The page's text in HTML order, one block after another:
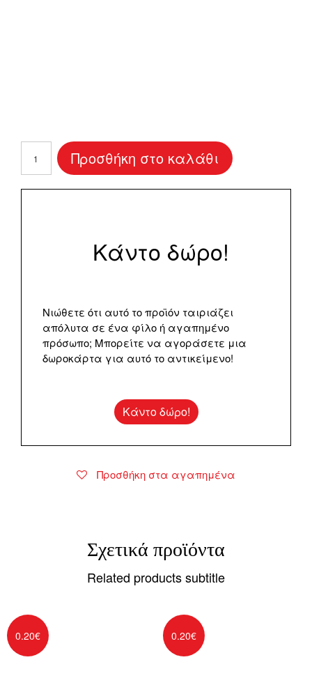
Μαξιλάρι
"Hello
Baby"
ποσότητα
Προσθήκη στο καλάθι
Κάντο δώρο!
Νιώθετε ότι αυτό το προϊόν ταιριάζει
απόλυτα σε ένα φίλο ή αγαπημένο
πρόσωπο; Μπορείτε να αγοράσετε μια
δωροκάρτα για αυτό το αντικείμενο!
Κάντο δώρο!
Προσθήκη στα αγαπημένα
Σχετικά προϊόντα
Related products subtitle
0.20€ 0.20€